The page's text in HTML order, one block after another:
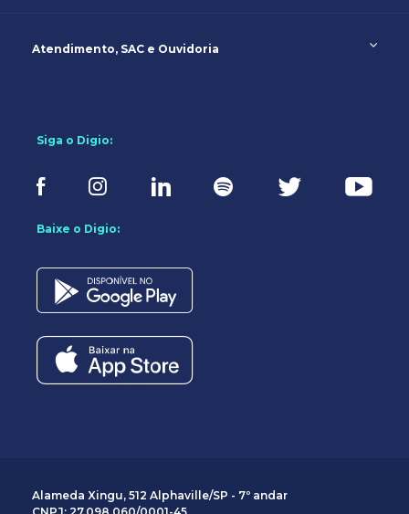
Atendimento, SAC e Ouvidoria
Siga o Digio:
Baixe o Digio:
Alameda Xingu, 512 Alphaville/SP - 7º andar